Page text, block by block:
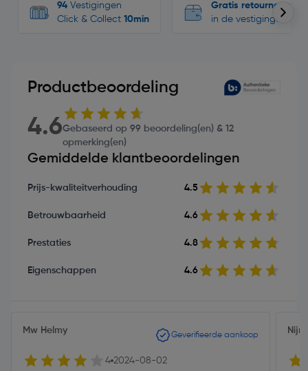
94 Vestigingen
Click & Collect 10min
Gratis retourneren
in de vestigingen
Productbeoordeling
4.6Gebaseerd op 99 beoordeling(en) & 12
opmerking(en)
Gemiddelde klantbeoordelingen
Prijs-kwaliteitverhouding 4.5
Betrouwbaarheid 4.6
Prestaties 4.8
Eigenschappen 4.6
Mw Helmy Geverifieerde aankoop
4 2024-08-02